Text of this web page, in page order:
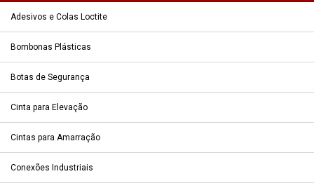
Adesivos e Colas Loctite
Bombonas Plásticas
Botas de Segurança
Cinta para Elevação
Cintas para Amarração
Conexões Industriais